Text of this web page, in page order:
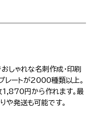
しゃれな名刺作成・印刷
レートが2000種類以上。
円から作れます。最
や発送も可能です。